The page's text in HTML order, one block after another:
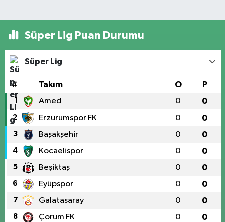
Süper Lig Puan Durumu
Süper Lig
# Takım O P
1 Amed 0 0
2 Erzurumspor FK 0 0
3 Başakşehir 0 0
4 Kocaelispor 0 0
5 Beşiktaş 0 0
6 Eyüpspor 0 0
7 Galatasaray 0 0
8 Çorum FK 0 0